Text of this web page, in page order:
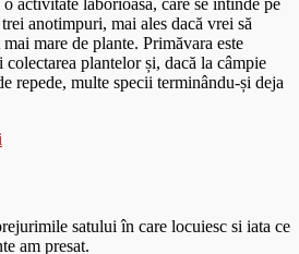
activitate laborioasă, care se întinde pe
anotimpuri, mai ales dacă vrei să
mare de plante. Primăvara este
plantelor și, dacă la câmpie
repede, multe specii terminându-și deja
satului în care locuiesc si iata ce
am presat.